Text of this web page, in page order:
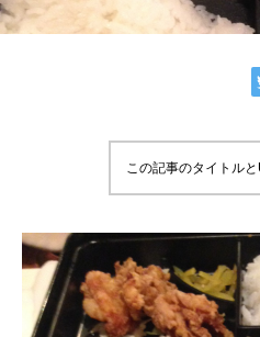
この記事のタイトル